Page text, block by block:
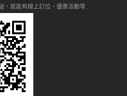
，就能有線上訂位、優惠活動等..